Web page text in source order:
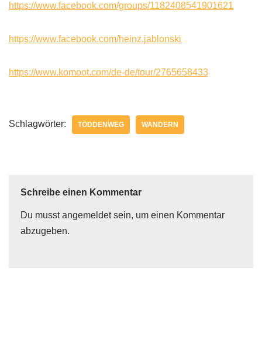
https://www.facebook.com/groups/1182408541901621
https://www.facebook.com/heinz.jablonski
https://www.komoot.com/de-de/tour/2765658433
Schlagwörter: TÖDDENWEG WANDERN
Schreibe einen Kommentar
Du musstangemeldetsein, um einen Kommentar
abzugeben.